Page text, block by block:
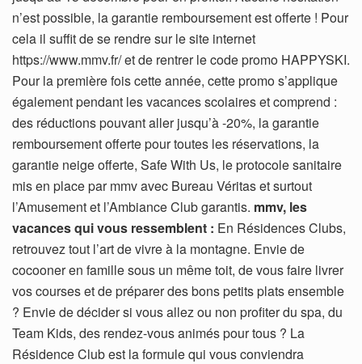
n’est possible, la garantie remboursement est offerte ! Pour
cela il suffit de se rendre sur le site internet
https://www.mmv.fr/ et de rentrer le code promo HAPPYSKI.
Pour la première fois cette année, cette promo s’applique
également pendant les vacances scolaires et comprend :
des réductions pouvant aller jusqu’à -20%, la garantie
remboursement offerte pour toutes les réservations, la
garantie neige offerte, Safe With Us, le protocole sanitaire
mis en place par mmv avec Bureau Véritas et surtout
l’Amusement et l’Ambiance Club garantis. mmv, les
vacances qui vous ressemblent : En Résidences Clubs,
retrouvez tout l’art de vivre à la montagne. Envie de
cocooner en famille sous un même toit, de vous faire livrer
vos courses et de préparer des bons petits plats ensemble
? Envie de décider si vous allez ou non profiter du spa, du
Team Kids, des rendez-vous animés pour tous ? La
Résidence Club est la formule qui vous conviendra